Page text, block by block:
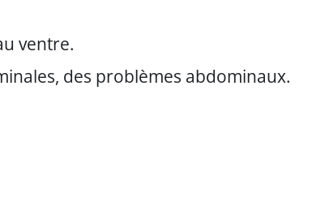
ventre.
des problèmes abdominaux.
1055480/mod_glossary/entry/3811/TA_glo_abdominal_001.mp3